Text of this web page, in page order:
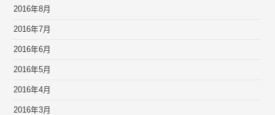
2016年8月
2016年7月
2016年6月
2016年5月
2016年4月
2016年3月